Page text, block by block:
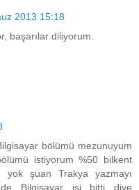
2013 15:18
başarılar diliyorum.
bölümü mezunuyum
istiyorum %50 bilkent
yok şuan Trakya yazmayı
Bilgisayar işi bitti diye